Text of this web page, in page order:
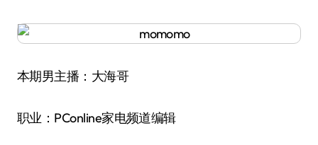
本期男主播：大海哥
职业：PConline家电频道编辑